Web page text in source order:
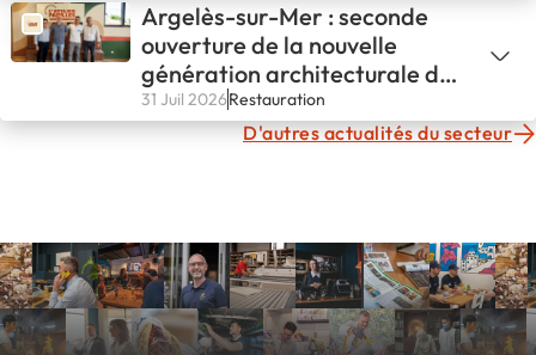
Argelès-sur-Mer : seconde
ouverture de la nouvelle
génération architecturale de
L'ATELIER PAPILLES !
31 Juil 2026Restauration
D'autres actualités du secteur